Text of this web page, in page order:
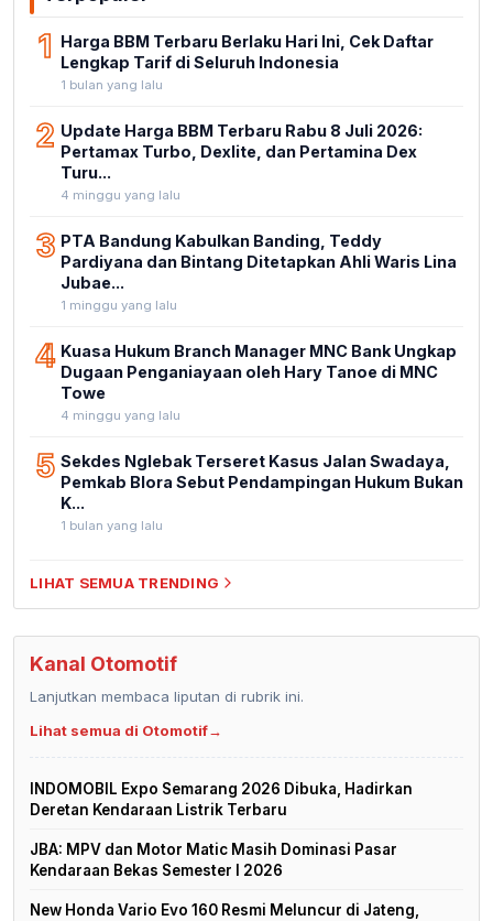
1 Harga BBM Terbaru Berlaku Hari Ini, Cek Daftar
Lengkap Tarif di Seluruh Indonesia
1 bulan yang lalu
2 Update Harga BBM Terbaru Rabu 8 Juli 2026:
Pertamax Turbo, Dexlite, dan Pertamina Dex
Turu...
4 minggu yang lalu
3 PTA Bandung Kabulkan Banding, Teddy
Pardiyana dan Bintang Ditetapkan Ahli Waris Lina
Jubae...
1 minggu yang lalu
4 Kuasa Hukum Branch Manager MNC Bank Ungkap
Dugaan Penganiayaan oleh Hary Tanoe di MNC
Towe
4 minggu yang lalu
5 Sekdes Nglebak Terseret Kasus Jalan Swadaya,
Pemkab Blora Sebut Pendampingan Hukum Bukan
K...
1 bulan yang lalu
LIHAT SEMUA TRENDING
Kanal Otomotif
Lanjutkan membaca liputan di rubrik ini.
Lihat semua di Otomotif→
INDOMOBIL Expo Semarang 2026 Dibuka, Hadirkan
Deretan Kendaraan Listrik Terbaru
JBA: MPV dan Motor Matic Masih Dominasi Pasar
Kendaraan Bekas Semester I 2026
New Honda Vario Evo 160 Resmi Meluncur di Jateng,